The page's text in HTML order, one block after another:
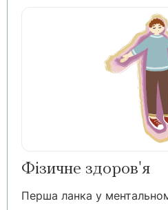
Фізичне здоров'я
Перша ланка у